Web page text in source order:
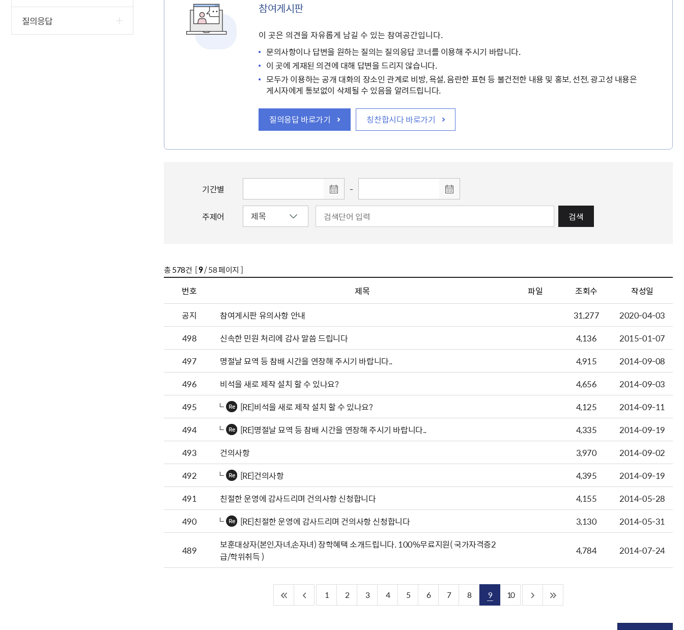
질의응답
참여게시판
이 곳은 의견을 자유롭게 남길 수 있는 참여공간입니다.
문의사항이나 답변을 원하는 질의는 질의응답 코너를 이용해 주시기 바랍니다.
이 곳에 게재된 의견에 대해 답변을 드리지 않습니다.
모두가 이용하는 공개 대화의 장소인 관계로 비방, 욕설, 음란한 표현 등 불건전한 내용 및 홍보, 선전, 광고성 내용은
게시자에게 통보없이 삭제될 수 있음을 알려드립니다.
질의응답 바로가기 칭찬합시다 바로가기
기간별 -
주제어 검색
총578건 [9/ 58 페이지 ]
번호 제목 파일 조회수
작성일
공지
참여게시판 유의사항 안내 31,277
2020-04-03
498
신속한 민원 처리에 감사 말씀 드립니다 4,136
2015-01-07
497
명절날 묘역 등 참배 시간을 연장해 주시기 바랍니다.. 4,915
2014-09-08
496
비석을 새로 제작 설치 할 수 있나요? 4,656
2014-09-03
495
[RE]비석을 새로 제작 설치 할 수 있나요? 4,125
2014-09-11
494
[RE]명절날 묘역 등 참배 시간을 연장해 주시기 바랍니다.. 4,335
2014-09-19
493
건의사항 3,970
2014-09-02
492
[RE]건의사항 4,395
2014-09-19
491
친절한 운영에 감사드리며 건의사항 신청합니다 4,155
2014-05-28
490
[RE]친절한 운영에 감사드리며 건의사항 신청합니다 3,130 2014-05-31
489
보훈대상자(본인,자녀,손자녀) 장학혜택 소개드립니다. 100%무료지원( 국가자격증2
급/학위취득 )
4,784 2014-07-24
1 2 3 4 5 6 7 8 9 10